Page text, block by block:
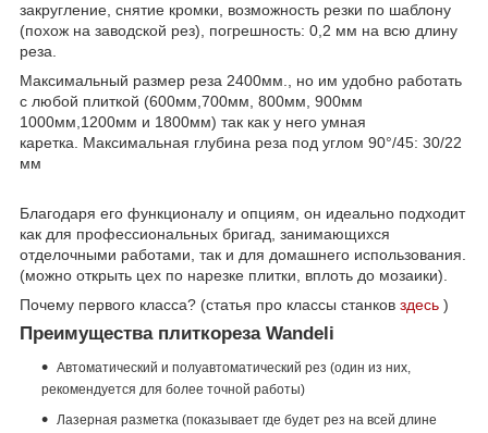
закругление, снятие кромки, возможность резки по шаблону
(похож на заводской рез), погрешность: 0,2 мм на всю длину
реза.
Максимальный размер реза 2400мм., но им удобно работать
с любой плиткой (600мм,700мм, 800мм, 900мм
1000мм,1200мм и 1800мм) так как у него умная
каретка. Максимальная глубина реза под углом 90°/45: 30/22
мм
Благодаря его функционалу и опциям, он идеально подходит
как для профессиональных бригад, занимающихся
отделочными работами, так и для домашнего использования.
(можно открыть цех по нарезке плитки, вплоть до мозаики).
Почему первого класса? (статья про классы станков здесь )
Преимущества плиткореза Wandeli
Автоматический и полуавтоматический рез (один из них,
рекомендуется для более точной работы)
Лазерная разметка (показывает где будет рез на всей длине